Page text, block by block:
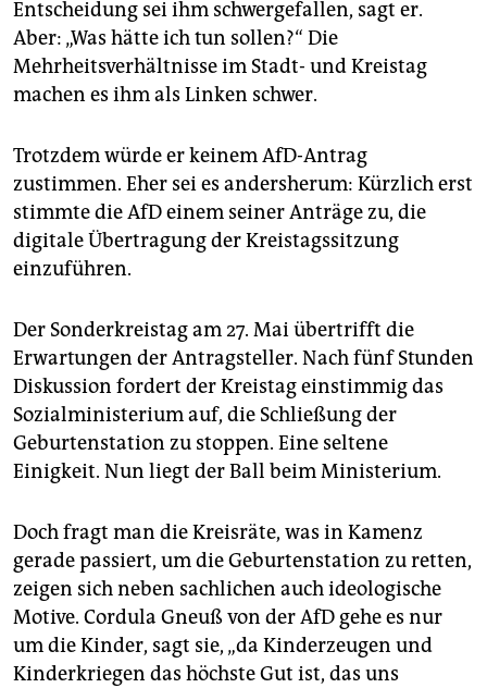
Entscheidung sei ihm schwergefallen, sagt er.
Aber: „Was hätte ich tun sollen?“ Die
Mehrheitsverhältnisse im Stadt- und Kreistag
machen es ihm als Linken schwer.
Trotzdem würde er keinem AfD-Antrag
zustimmen. Eher sei es andersherum: Kürzlich erst
stimmte die AfD einem seiner Anträge zu, die
digitale Übertragung der Kreistagssitzung
einzuführen.
Der Sonderkreistag am 27. Mai übertrifft die
Erwartungen der Antragsteller. Nach fünf Stunden
Diskussion fordert der Kreistag einstimmig das
Sozialministerium auf, die Schließung der
Geburtenstation zu stoppen. Eine seltene
Einigkeit. Nun liegt der Ball beim Ministerium.
Doch fragt man die Kreisräte, was in Kamenz
gerade passiert, um die Geburtenstation zu retten,
zeigen sich neben sachlichen auch ideologische
Motive. Cordula Gneuß von der AfD gehe es nur
um die Kinder, sagt sie, „da Kinderzeugen und
Kinderkriegen das höchste Gut ist, das uns